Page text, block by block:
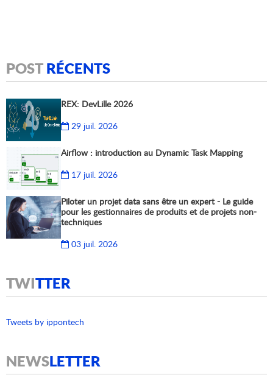
POST RÉCENTS
REX: DevLille 2026
29 juil. 2026
Airflow : introduction au Dynamic Task Mapping
17 juil. 2026
Piloter un projet data sans être un expert - Le guide
pour les gestionnaires de produits et de projets non-
techniques
03 juil. 2026
TWITTER
Tweets by ippontech
NEWSLETTER